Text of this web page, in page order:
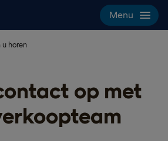
sök
Menu
horen
op met